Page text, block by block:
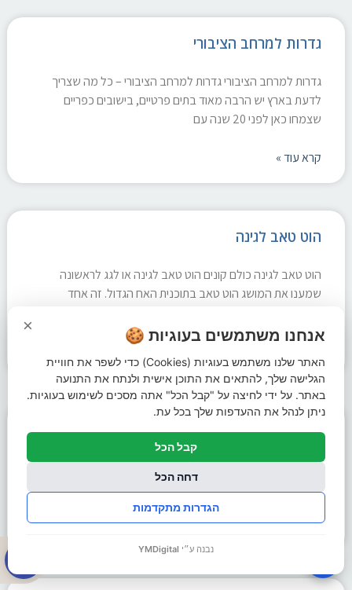
גדרות למרחב הציבורי
גדרות למרחב הציבורי גדרות למרחב הציבורי – כל מה שצריך
לדעת בארץ יש הרבה מאוד בתים פרטיים, בישובים כפריים
שצמחו כאן לפני 20 שנה עם
קרא עוד »
הוט טאב לגינה
הוט טאב לגינה כולם קונים הוט טאב לגינה או לגג לראשונה
שמענו את המושג הוט טאב בתוכנית האח הגדול. זה אחד
ספסל עץ לגינה – איזה סוג הכי כדאי?
ספסל עץ לגינה – איזה סוג הכי כדאי? כל מי שיש לו גינה יודע כי
זה החלק הכי חשוב בבית שלנו מכיוון שיש לו השפעה
קרא עוד »
פתח
× אנחנו משתמשים בעוגיות 🍪
האתר שלנו משתמש בעוגיות (Cookies) כדי לשפר את חוויית
הגלישה שלך, להתאים את התוכן אישית ולנתח את התנועה
באתר. על ידי לחיצה על "קבל הכל" אתה מסכים לשימוש בעוגיות.
ניתן לנהל את ההעדפות שלך בכל עת.
קבל הכל
דחה הכל
הגדרות מתקדמות
נבנה ע״י YMDigital